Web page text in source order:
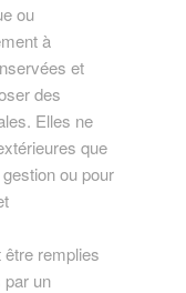
ou
à
et
des
Elles ne
que
ou pour
remplies
un